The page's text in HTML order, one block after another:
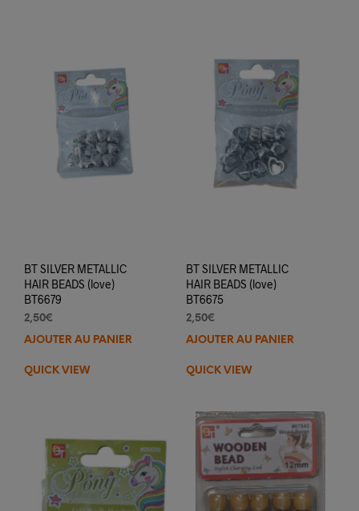
BT SILVER METALLIC
HAIR BEADS (love)
BT6679
2,50€
AJOUTER AU PANIER
QUICK VIEW
BT SILVER METALLIC
HAIR BEADS (love)
BT6675
2,50€
AJOUTER AU PANIER
QUICK VIEW